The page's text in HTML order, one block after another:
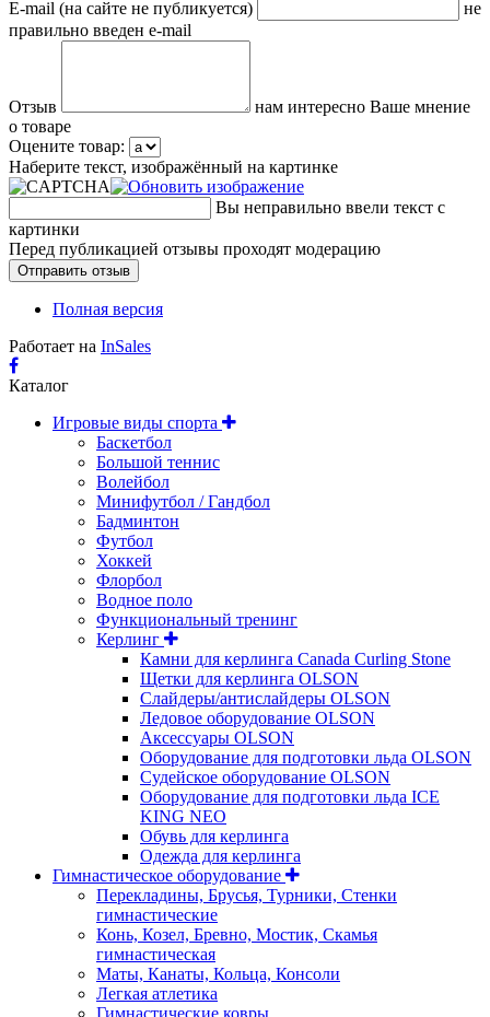
E-mail (на сайте не публикуется)
не
правильно введен e-mail
Отзыв
нам интересно Ваше мнение
о товаре
Оцените товар:
Наберите текст, изображённый на картинке
Вы неправильно ввели текст с
картинки
Перед публикацией отзывы проходят модерацию
Полная версия
Работает на InSales
Каталог
Игровые виды спорта
Баскетбол
Большой теннис
Волейбол
Минифутбол / Гандбол
Бадминтон
Футбол
Хоккей
Флорбол
Водное поло
Функциональный тренинг
Керлинг
Камни для керлинга Canada Curling Stone
Щетки для керлинга OLSON
Слайдеры/антислайдеры OLSON
Ледовое оборудование OLSON
Аксессуары OLSON
Оборудование для подготовки льда OLSON
Судейское оборудование OLSON
Оборудование для подготовки льда ICE
KING NEO
Обувь для керлинга
Одежда для керлинга
Гимнастическое оборудование
Перекладины, Брусья, Турники, Стенки
гимнастические
Конь, Козел, Бревно, Мостик, Скамья
гимнастическая
Маты, Канаты, Кольца, Консоли
Легкая атлетика